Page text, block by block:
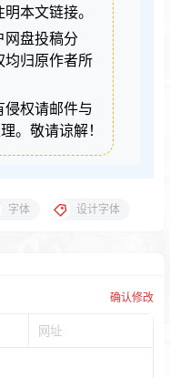
本文链接。
盘投稿分
均归原作者所
权请邮件与
。敬请谅解！
字体 设计字体
确认修改